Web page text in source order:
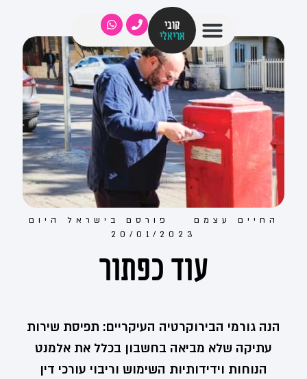
קובי
אריאלי
החיים עצמם פורסם ב ישראל היום
20/01/2023
עוד כפתור
הנה גורמי הבירוקרטיה העיקריים: תפיסת שירות
עתיקה שלא מביאה בחשבון בכלל את אלמנט
הנוחות וידידותיות השימוש וריבוי עורכי דין